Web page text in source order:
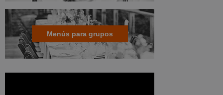
Menús para grupos